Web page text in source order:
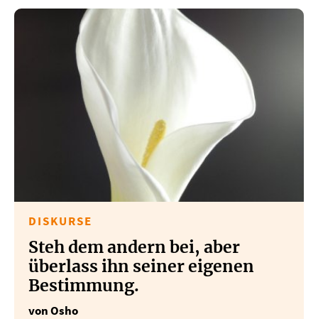
DISKURSE
Steh dem andern bei, aber
überlass ihn seiner eigenen
Bestimmung.
von Osho